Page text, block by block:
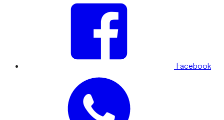
Facebook